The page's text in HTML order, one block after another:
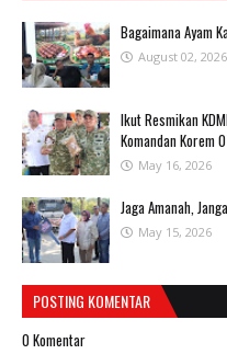
Bagaimana Ayam
August 02, 2026
Ikut Resmikan
Komandan Korem
May 16, 2026
Jaga Amanah,
May 15, 2026
POSTING KOMENTAR
0 Komentar